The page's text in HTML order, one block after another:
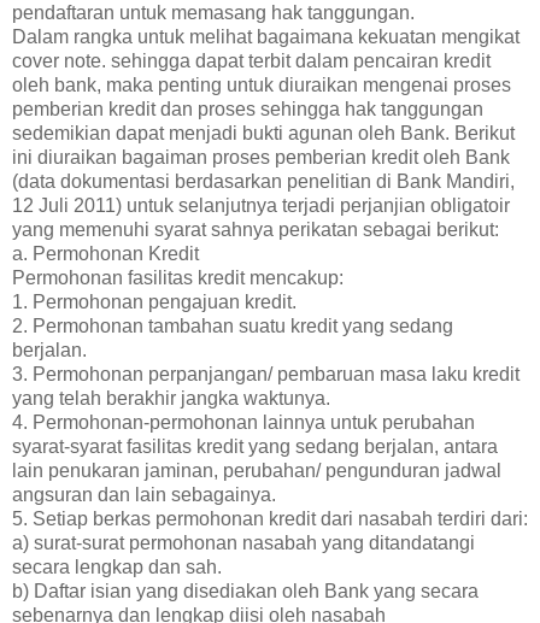
pendaftaran untuk memasang hak tanggungan.
Dalam rangka untuk melihat bagaimana kekuatan mengikat
cover note. sehingga dapat terbit dalam pencairan kredit
oleh bank, maka penting untuk diuraikan mengenai proses
pemberian kredit dan proses sehingga hak tanggungan
sedemikian dapat menjadi bukti agunan oleh Bank. Berikut
ini diuraikan bagaiman proses pemberian kredit oleh Bank
(data dokumentasi berdasarkan penelitian di Bank Mandiri,
12 Juli 2011) untuk selanjutnya terjadi perjanjian obligatoir
yang memenuhi syarat sahnya perikatan sebagai berikut:
a. Permohonan Kredit
Permohonan fasilitas kredit mencakup:
1. Permohonan pengajuan kredit.
2. Permohonan tambahan suatu kredit yang sedang
berjalan.
3. Permohonan perpanjangan/ pembaruan masa laku kredit
yang telah berakhir jangka waktunya.
4. Permohonan-permohonan lainnya untuk perubahan
syarat-syarat fasilitas kredit yang sedang berjalan, antara
lain penukaran jaminan, perubahan/ pengunduran jadwal
angsuran dan lain sebagainya.
5. Setiap berkas permohonan kredit dari nasabah terdiri dari:
a) surat-surat permohonan nasabah yang ditandatangi
secara lengkap dan sah.
b) Daftar isian yang disediakan oleh Bank yang secara
sebenarnya dan lengkap diisi oleh nasabah